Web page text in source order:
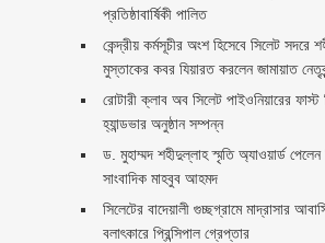
প্রতিষ্ঠাবার্ষিকী পালিত ‎​
কেন্দ্রীয় কর্মসূচীর অংশ হিসেবে সিলেট সদরে
মুস্তাকের কবর যিয়ারত করলেন জামায়াত
রোটারী ক্লাব অব সিলেট পাইওনিয়ারের ফাস্ট
হ্যান্ডভার অনুষ্ঠান সম্পন্ন
ড. মুহাম্মদ শহীদুল্লাহ স্মৃতি অ্যাওয়ার্ড পেলেন
সাংবাদিক মাহবুব আহমদ
সিলেটের বাদেয়ালী গুচ্ছগ্রামে মাদ্রাসার
বলাৎকারে প্রিন্সিপাল গ্রেপ্তার ‎